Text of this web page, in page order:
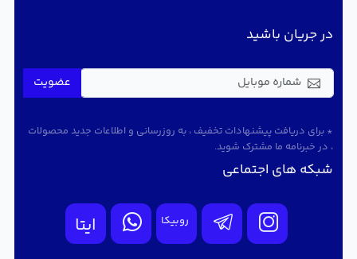
در جریان باشید
عضویت
* برای دریافت پیشنهادات تخفیف ، به روزرسانی و اطلاعات جدید محصولات
، در خبرنامه ما مشترک شوید.
شبکه های اجتماعی
روبیکا ایتا